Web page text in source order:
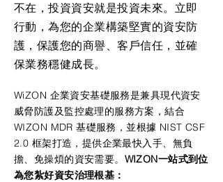
不在，投資資安就是投資未來。立即
行動，為您的企業構築堅實的資安防
護，保護您的商譽、客戶信任，並確
保業務穩健成長。
WiZON 企業資安基礎服務是兼具現代資安
威脅防護及監控處理的服務方案，結合
WIZON MDR 基礎服務，並根據 NIST CSF
2.0 框架打造，提供企業最快入手、無負
擔、免操煩的資安需要。 WIZON一站式到位
為您紮好資安治理根基：